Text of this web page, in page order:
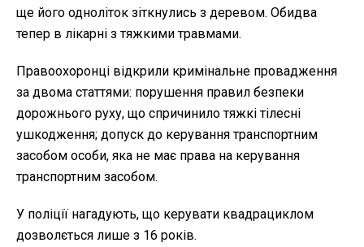
ще його одноліток зіткнулись з деревом. Обидва
тепер в лікарні з тяжкими травмами.
Правоохоронці відкрили кримінальне провадження
за двома статтями: порушення правил безпеки
дорожнього руху, що спричинило тяжкі тілесні
ушкодження; допуск до керування транспортним
засобом особи, яка не має права на керування
транспортним засобом.
У поліції нагадують, що керувати квадрациклом
дозволється лише з 16 років.